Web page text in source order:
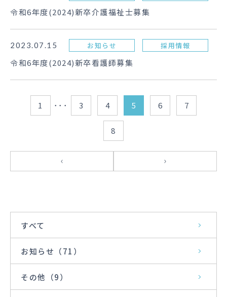
令和6年度(2024)新卒介護福祉士募集
令和6年度(2024)新卒看護師募集
2023.07.15 お知らせ 採用情報
1 ･･･ 3 4 5 6 7
8
すべて
お知らせ （71）
その他 （9）